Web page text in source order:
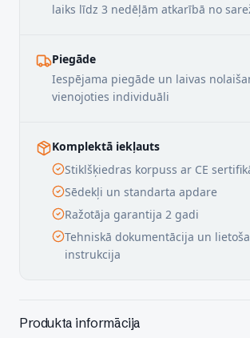
laiks līdz 3 nedēļām atkarībā no
Piegāde
Iespējama piegāde un laivas
vienojoties individuāli
Komplektā iekļauts
Stiklšķiedras korpuss ar CE
Sēdekļi un standarta apdare
Ražotāja garantija 2 gadi
Tehniskā dokumentācija un
instrukcija
Produkta informācija